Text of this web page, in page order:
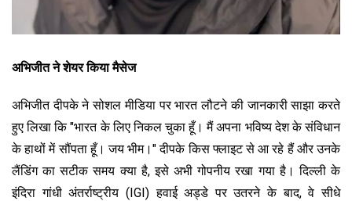
अभिजीत ने शेयर किया मैसेज
अभिजीत दीपके ने सोशल मीडिया पर भारत लौटने की जानकारी साझा करते
हुए लिखा कि "भारत के लिए निकल चुका हूँ। मैं अपना भविष्य देश के संविधान
के हाथों में सौंपता हूँ। जय भीम।" दीपके किस फ्लाइट से आ रहे हैं और उनके
लैंडिंग का सटीक समय क्या है, इसे अभी गोपनीय रखा गया है। दिल्ली के
इंदिरा गांधी अंतर्राष्ट्रीय (IGI) हवाई अड्डे पर उतरने के बाद, वे सीधे